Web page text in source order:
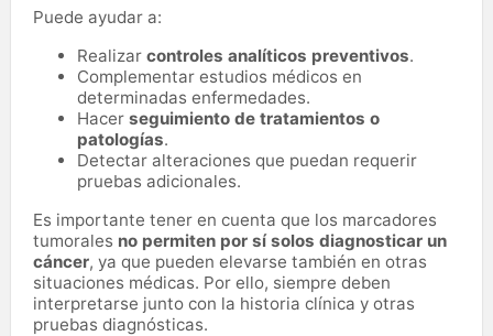
Puede ayudar a:
Realizar controles analíticos preventivos.
Complementar estudios médicos en
determinadas enfermedades.
Hacer seguimiento de tratamientos o
patologías.
Detectar alteraciones que puedan requerir
pruebas adicionales.
Es importante tener en cuenta que los marcadores
tumorales no permiten por sí solos diagnosticar un
cáncer, ya que pueden elevarse también en otras
situaciones médicas. Por ello, siempre deben
interpretarse junto con la historia clínica y otras
pruebas diagnósticas.